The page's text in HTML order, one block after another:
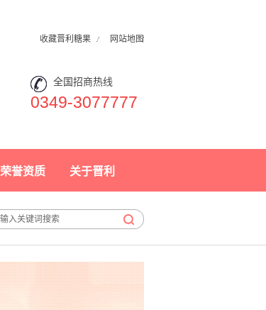
收藏晋利糖果 网站地图
全国招商热线
0349-3077777
荣誉资质 关于晋利